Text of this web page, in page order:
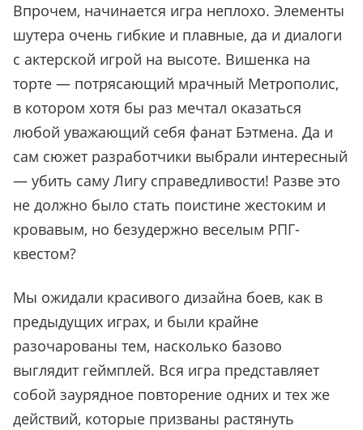
Впрочем, начинается игра неплохо. Элементы
шутера очень гибкие и плавные, да и диалоги
с актерской игрой на высоте. Вишенка на
торте — потрясающий мрачный Метрополис,
в котором хотя бы раз мечтал оказаться
любой уважающий себя фанат Бэтмена. Да и
сам сюжет разработчики выбрали интересный
— убить саму Лигу справедливости! Разве это
не должно было стать поистине жестоким и
кровавым, но безудержно веселым РПГ-
квестом?
Мы ожидали красивого дизайна боев, как в
предыдущих играх, и были крайне
разочарованы тем, насколько базово
выглядит геймплей. Вся игра представляет
собой заурядное повторение одних и тех же
действий, которые призваны растянуть